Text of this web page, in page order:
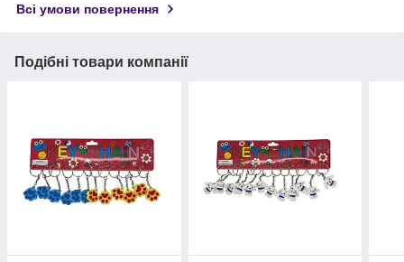
Всі умови повернення
Подібні товари компанії